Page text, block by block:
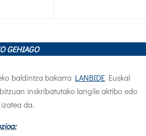
GEHIAGO
baldintza bakarra LANBIDE Euskal
inskribatutako langile aktibo edo
da.